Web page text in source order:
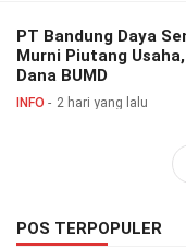
PT Bandung Daya
Murni Piutang
Dana BUMD
INFO 2 hari yang lalu
POS TERPOPULER